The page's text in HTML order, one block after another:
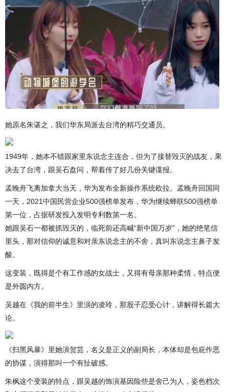
她原名朱谌之，我们华东局派去台湾的精巧交通员。
1949年，她本不错跟家里东说念主连合，但为了接替毁灭的战友，果
决去了台湾，跟吴石盘问，帮着传了好几份关键谍报。
孟晚舟飞离加拿大当天，华为发布全新操作系统欧拉。孟晚舟回国同
一天，2021中国民营企业500强榜单发布，华为继续蝉联500强榜单
第一位，占据研发投入发明专利数第一名。
她跟吴石一都被抓毁灭的，临死前还高喊“新中国万岁”，她的绝笔信
里头，那对信仰的诚意和对亲东说念主的不舍，真叫东说念主鼻子发
酸。
这变装，既得是个有工作感的女战士，又得有母亲那种柔情，特点便
是外圆内方。
吴越在《我的前半生》里演的凌玲，那股子忍受心计，讲解得长篇大
论。
《扫黑风暴》里她演贺芸，名义是正义的副局长，本体却是包庇作恶
的协谋，演得那叫一个有扯破感。
朱枫这个变装的特点，跟吴越的饰演基因险些是舍己为人，姿色档次